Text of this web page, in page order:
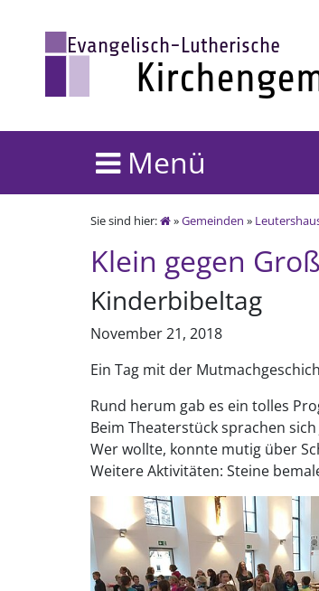
Menü
Sie sind hier: »Gemeinden »
Klein gegen Groß
Kinderbibeltag
November 21, 2018
Ein Tag mit der
Rund herum gab es ein tolles
Beim Theaterstück sprachen
Wer wollte, konnte mutig über
Weitere Aktivitäten: Steine